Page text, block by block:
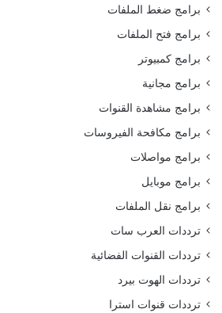
برامج ضغط الملفات
برامج فتح الملفات
برامج كمبيوتر
برامج مجانية
برامج مشاهدة القنوات
برامج مكافحة الفيروسات
برامج مواصلات
برامج موبايل
برامج نقل الملفات
ترددات العرب سات
ترددات القنوات الفضائية
ترددات الهوت بيرد
ترددات قنوات استرا